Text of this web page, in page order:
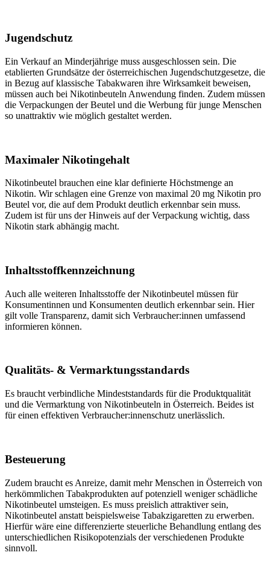
Jugendschutz
Ein Verkauf an Minderjährige muss ausgeschlossen sein. Die
etablierten Grundsätze der österreichischen Jugendschutzgesetze, die
in Bezug auf klassische Tabakwaren ihre Wirksamkeit beweisen,
müssen auch bei Nikotinbeuteln Anwendung finden. Zudem müssen
die Verpackungen der Beutel und die Werbung für junge Menschen
so unattraktiv wie möglich gestaltet werden.
Maximaler Nikotingehalt
Nikotinbeutel brauchen eine klar definierte Höchstmenge an
Nikotin. Wir schlagen eine Grenze von maximal 20 mg Nikotin pro
Beutel vor, die auf dem Produkt deutlich erkennbar sein muss.
Zudem ist für uns der Hinweis auf der Verpackung wichtig, dass
Nikotin stark abhängig macht.
Inhaltsstoffkennzeichnung
Auch alle weiteren Inhaltsstoffe der Nikotinbeutel müssen für
Konsumentinnen und Konsumenten deutlich erkennbar sein. Hier
gilt volle Transparenz, damit sich Verbraucher:innen umfassend
informieren können.
Qualitäts- & Vermarktungsstandards
Es braucht verbindliche Mindeststandards für die Produktqualität
und die Vermarktung von Nikotinbeuteln in Österreich. Beides ist
für einen effektiven Verbraucher:innenschutz unerlässlich.
Besteuerung
Zudem braucht es Anreize, damit mehr Menschen in Österreich von
herkömmlichen Tabakprodukten auf potenziell weniger schädliche
Nikotinbeutel umsteigen. Es muss preislich attraktiver sein,
Nikotinbeutel anstatt beispielsweise Tabakzigaretten zu erwerben.
Hierfür wäre eine differenzierte steuerliche Behandlung entlang des
unterschiedlichen Risikopotenzials der verschiedenen Produkte
sinnvoll.